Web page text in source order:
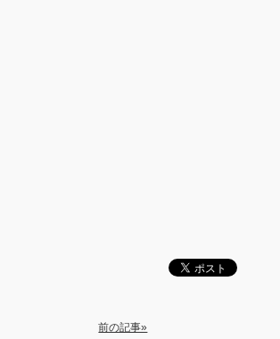
前の記事»